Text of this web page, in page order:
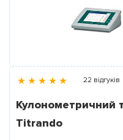
Партнери
22 відгуків
Кулонометричний
Titrando